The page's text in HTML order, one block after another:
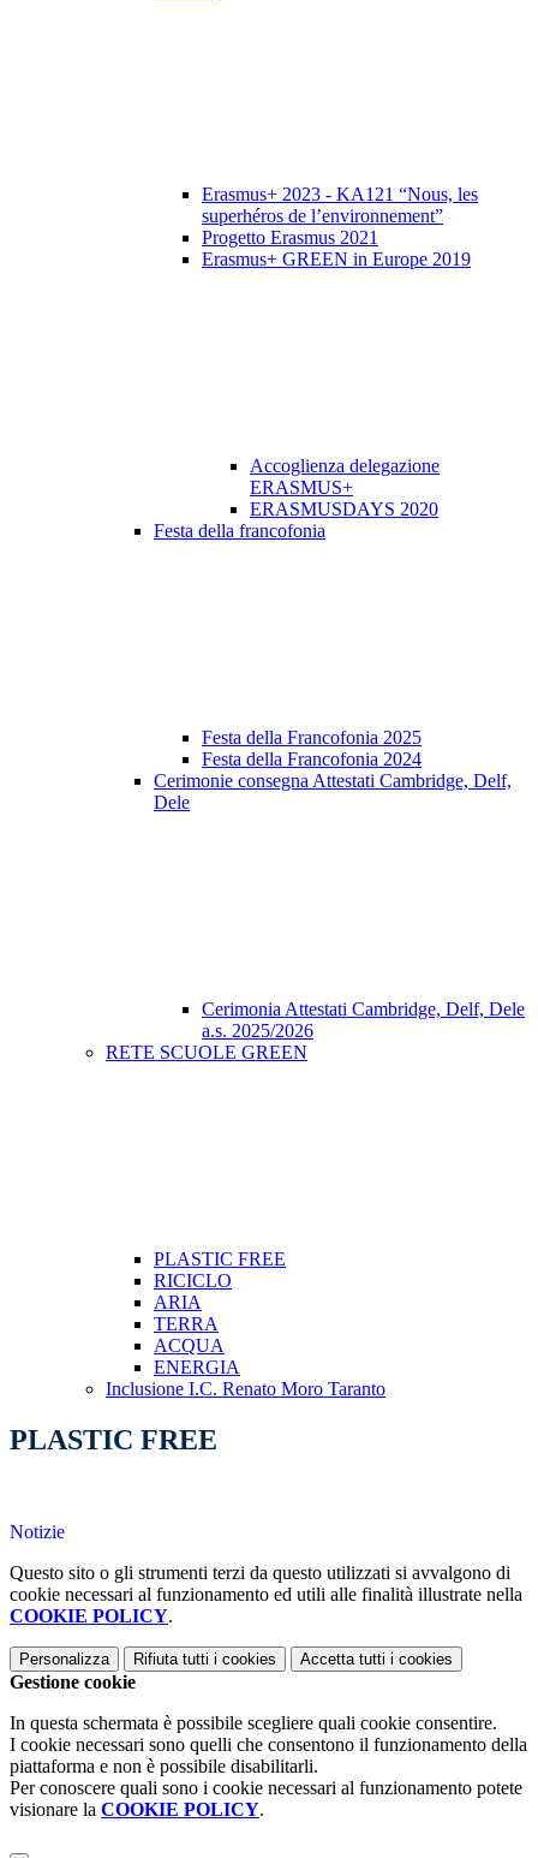
Erasmus+ 2023 - KA121 “Nous, les
superhéros de l’environnement”
Progetto Erasmus 2021
Erasmus+ GREEN in Europe 2019
Accoglienza delegazione
ERASMUS+
ERASMUSDAYS 2020
Festa della francofonia
Festa della Francofonia 2025
Festa della Francofonia 2024
Cerimonie consegna Attestati Cambridge, Delf,
Dele
Cerimonia Attestati Cambridge, Delf, Dele
a.s. 2025/2026
RETE SCUOLE GREEN
PLASTIC FREE
RICICLO
ARIA
TERRA
ACQUA
ENERGIA
Inclusione I.C. Renato Moro Taranto
PLASTIC FREE
Notizie
Questo sito o gli strumenti terzi da questo utilizzati si avvalgono di
cookie necessari al funzionamento ed utili alle finalità illustrate nella
COOKIE POLICY.
Personalizza Rifiuta tutti i cookies Accetta tutti i cookies
Gestione cookie
In questa schermata è possibile scegliere quali cookie consentire.
I cookie necessari sono quelli che consentono il funzionamento della
piattaforma e non è possibile disabilitarli.
Per conoscere quali sono i cookie necessari al funzionamento potete
visionare la COOKIE POLICY.